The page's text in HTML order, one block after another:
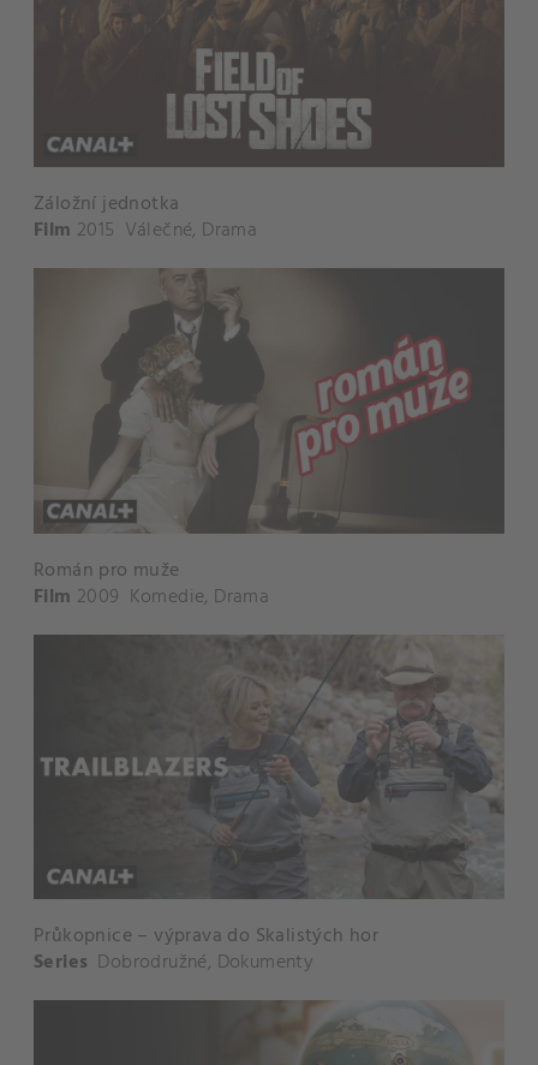
Záložní jednotka
Film 2015 Válečné, Drama
Román pro muže
Film 2009 Komedie, Drama
Průkopnice – výprava do Skalistých hor
Series Dobrodružné, Dokumenty